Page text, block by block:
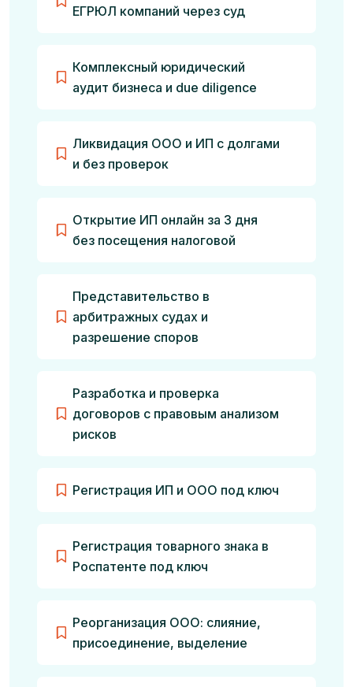
ЕГРЮЛ компаний через суд
Комплексный юридический
аудит бизнеса и due diligence
Ликвидация ООО и ИП с долгами
и без проверок
Открытие ИП онлайн за 3 дня
без посещения налоговой
Представительство в
арбитражных судах и
разрешение споров
Разработка и проверка
договоров с правовым анализом
рисков
Регистрация ИП и ООО под ключ
Регистрация товарного знака в
Роспатенте под ключ
Реорганизация ООО: слияние,
присоединение, выделение